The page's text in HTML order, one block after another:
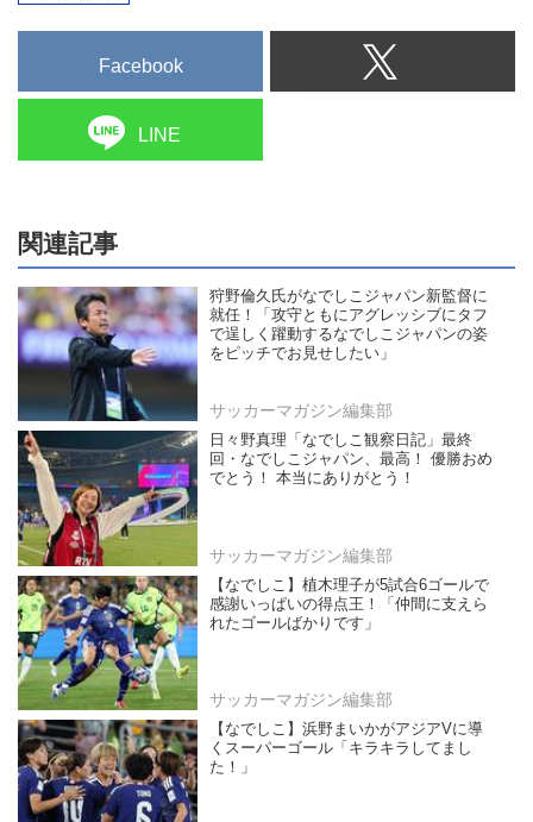
Facebook
LINE
関連記事
狩野倫久氏がなでしこジャパン新監督に
就任！「攻守ともにアグレッシブにタフ
で逞しく躍動するなでしこジャパンの姿
をピッチでお見せしたい」
サッカーマガジン編集部
日々野真理「なでしこ観察日記」最終
回・なでしこジャパン、最高！ 優勝おめ
でとう！ 本当にありがとう！
サッカーマガジン編集部
【なでしこ】植木理子が5試合6ゴールで
感謝いっぱいの得点王！「仲間に支えら
れたゴールばかりです」
サッカーマガジン編集部
【なでしこ】浜野まいかがアジアVに導
くスーパーゴール「キラキラしてまし
た！」